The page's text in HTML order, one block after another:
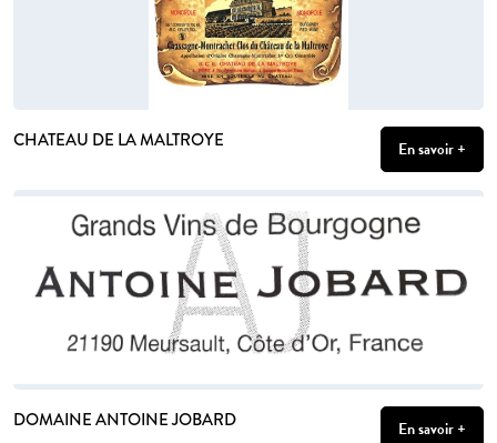
CHATEAU DE LA MALTROYE En savoir +
DOMAINE ANTOINE JOBARD En savoir +